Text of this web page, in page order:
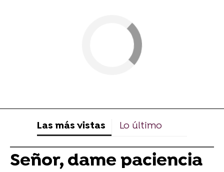
Las más vistas Lo último
Señor, dame paciencia